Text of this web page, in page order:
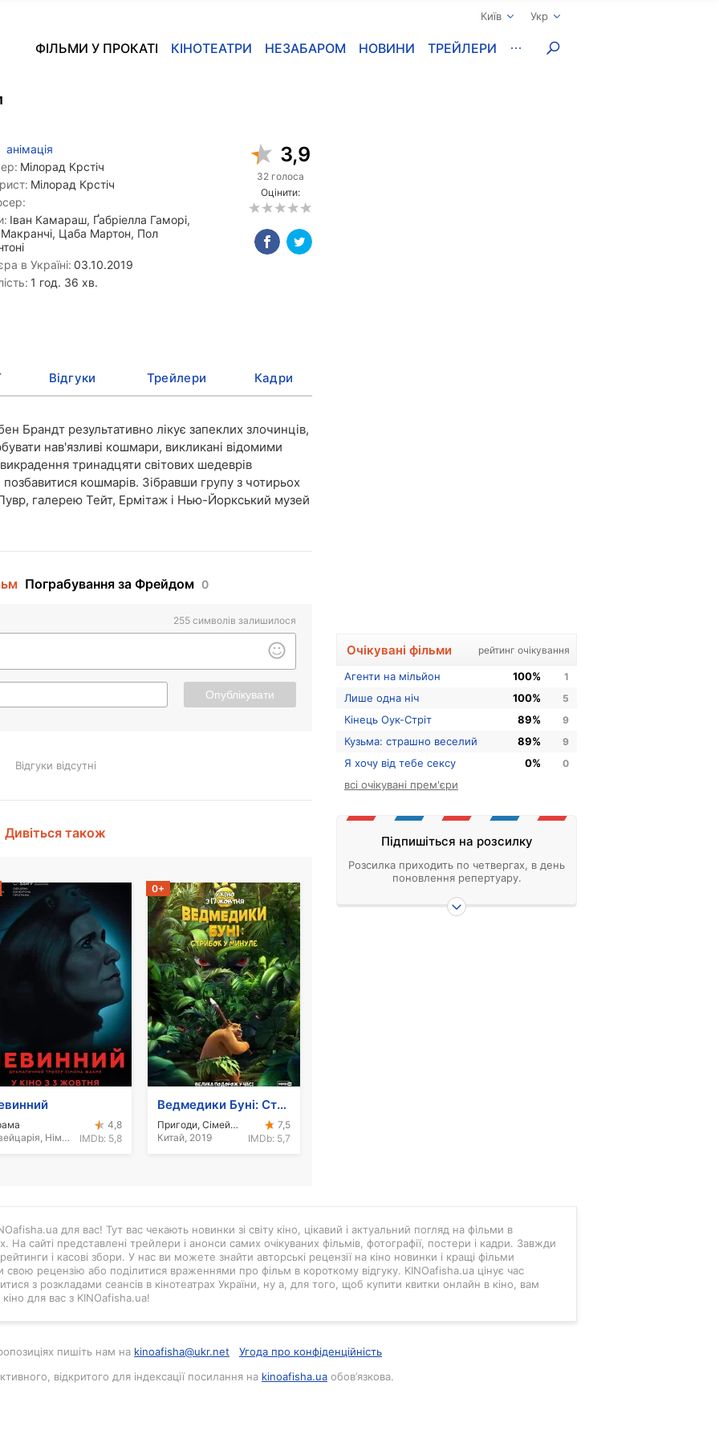
Київ Укр
ФІЛЬМИ У ПРОКАТІ КІНОТЕАТРИ НЕЗАБАРОМ НОВИНИ ТРЕЙЛЕРИ
анімація
Мілорад Крстіч
Мілорад Крстіч
Іван Камараш, Ґабріелла Гаморі,
Цаба Мартон, Пол
в Україні: 03.10.2019
1 год. 36 хв.
3,9
32 голоса
Оцінити:
Відгуки Трейлери Кадри
Брандт результативно лікує запеклих злочинців,
нав'язливі кошмари, викликані відомими
тринадцяти світових шедеврів
кошмарів. Зібравши групу з чотирьох
Лувр, галерею Тейт, Ермітаж і Нью-Йоркський музей
Пограбування за Фрейдом 0
255 символів залишилося
Опублікувати
Відгуки відсутні
Дивіться також
Швейцарія, Німеччина, 2018
4,8
IMDb: 5,8
0+
Ведмедики Буні: Стрибок у минуле
Пригоди, Сімейний, Анімація
Китай, 2019
7,5
IMDb: 5,7
Очікувані фільми рейтинг очікування
Агенти на мільйон 100% 1
Лише одна ніч 100% 5
Кінець Оук-Стріт 89% 9
Кузьма: страшно веселий 89% 9
Я хочу від тебе сексу 0% 0
всі очікувані прем'єри
Підпишіться на розсилку
Розсилка приходить по четвергах, в день
поновлення репертуару.
для вас! Тут вас чекають новинки зі світу кіно, цікавий і актуальний погляд на фільми в
На сайті представлені трейлери і анонси самих очікуваних фільмів, фотографії, постери і кадри. Завжди
і касові збори. У нас ви можете знайти авторські рецензії на кіно новинки і кращі фільми
свою рецензію або поділитися враженнями про фільм в короткому відгуку. KINOafisha.ua цінує час
з розкладами сеансів в кінотеатрах України, ну а, для того, щоб купити квитки онлайн в кіно, вам
для вас з KINOafisha.ua!
пишіть нам на kinoafisha@ukr.net
Угода про конфіденційність
відкритого для індексації посилання на kinoafisha.ua обов’язкова.